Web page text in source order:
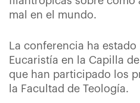
mal en el mundo.
La conferencia ha
Eucaristía en la Capilla
que han participado los
la Facultad de Teología.